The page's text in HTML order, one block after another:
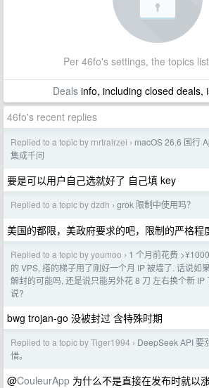
Per 46fo's settings, the topics
Dealsinfo, including closed deals,
46fo's recent replies
Replied to a topic by rnrtralrzei › macOS 26.6 国行
集成千问
要是可以用户自己选就好了 自己填 key
Replied to a topic by dzdh › grok 限制中使用吗？
美国的都限，美政府要求的吧，限制的严格程
Replied to a topic by youmoo › 1 个月前花费
的 VPS, 搭的梯子用了刚好一个月 IP 被墙了. 话说如
解封的可能吗, 还是说只能另外花 8 刀 左右换个新 IP
说?
bwg trojan-go 没被封过 含特殊时期
Replied to a topic by Tiger1994 › DeepSeek API 要
惜。
@CouleurApp 为什么不是直接在发布时就以